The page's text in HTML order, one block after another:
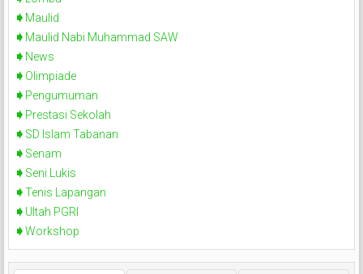
Maulid
Maulid Nabi Muhammad SAW
News
Olimpiade
Pengumuman
Prestasi Sekolah
SD Islam Tabanan
Senam
Seni Lukis
Tenis Lapangan
Ultah PGRI
Workshop